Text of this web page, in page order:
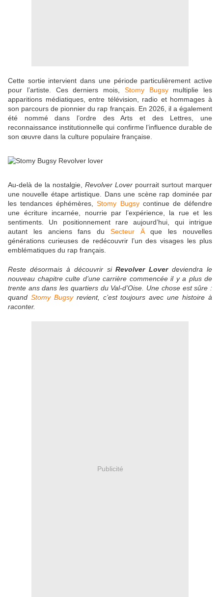
Cette sortie intervient dans une période particulièrement active
pour l’artiste. Ces derniers mois, Stomy Bugsymultiplie les
apparitions médiatiques, entre télévision, radio et hommages à
son parcours de pionnier du rap français. En 2026, il a également
été nommé dans l’ordre des Arts et des Lettres, une
reconnaissance institutionnelle qui confirme l’influence durable de
son œuvre dans la culture populaire française.
Au-delà de la nostalgie, Revolver Lover pourrait surtout marquer
une nouvelle étape artistique. Dans une scène rap dominée par
les tendances éphémères,Stomy Bugsycontinue de défendre
une écriture incarnée, nourrie par l’expérience, la rue et les
sentiments. Un positionnement rare aujourd’hui, qui intrigue
autant les anciens fans du Secteur Äque les nouvelles
générations curieuses de redécouvrir l’un des visages les plus
emblématiques du rap français.
Reste désormais à découvrir siRevolver Loverdeviendra le
nouveau chapitre culte d’une carrière commencée il y a plus de
trente ans dans les quartiers du Val-d’Oise. Une chose est sûre :
quand Stomy Bugsyrevient, c’est toujours avec une histoire à
raconter.
Publicité